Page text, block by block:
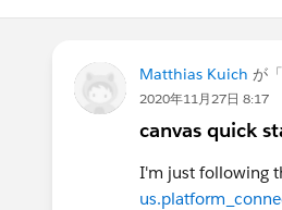
Matthias Kuich が「
2020年11月27日 8:17
canvas quick
I'm just following